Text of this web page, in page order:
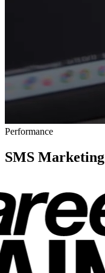
Performance
SMS Marketing